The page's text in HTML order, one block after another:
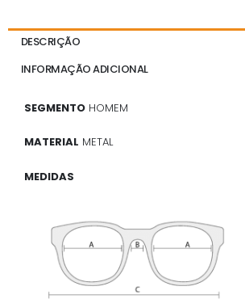
DESCRIÇÃO
INFORMAÇÃO ADICIONAL
SEGMENTO HOMEM
MATERIAL METAL
MEDIDAS